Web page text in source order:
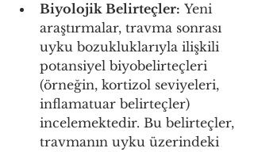
Biyolojik Belirteçler: Yeni
araştırmalar, travma sonrası
uyku bozukluklarıyla ilişkili
potansiyel biyobelirteçleri
(örneğin, kortizol seviyeleri,
inflamatuar belirteçler)
incelemektedir. Bu belirteçler,
travmanın uyku üzerindeki